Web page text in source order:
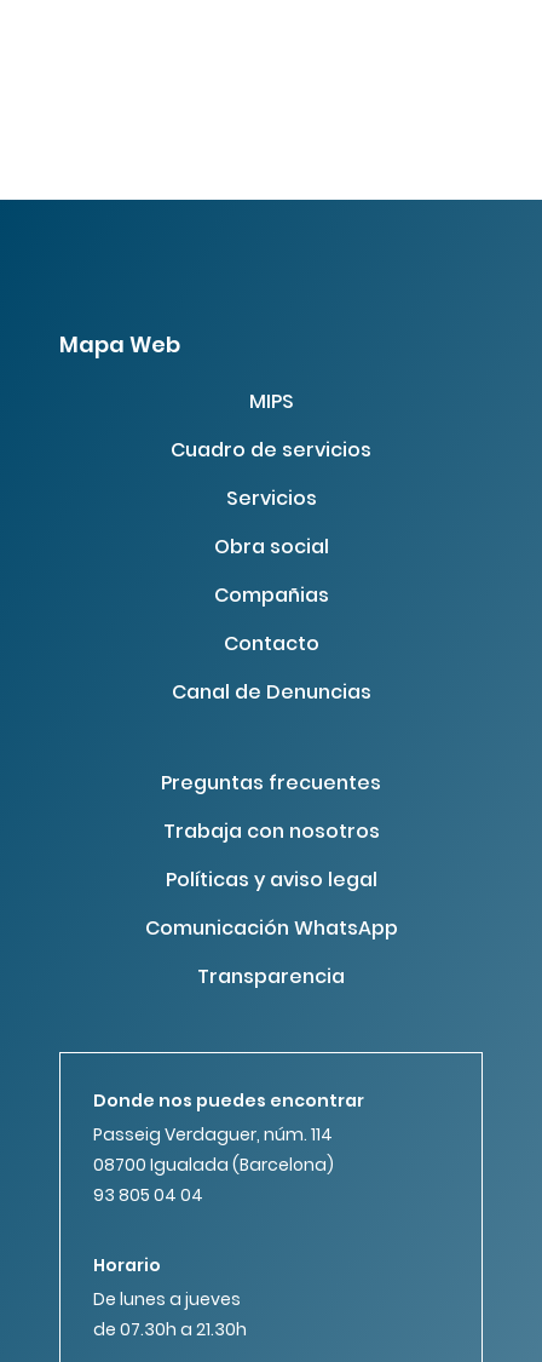
Mapa Web
MIPS
Cuadro de servicios
Servicios
Obra social
Compañias
Contacto
Canal de Denuncias
Preguntas frecuentes
Trabaja con nosotros
Políticas y aviso legal
Comunicación WhatsApp
Transparencia
Donde nos puedes encontrar
Passeig Verdaguer, núm. 114
08700 Igualada (Barcelona)
93 805 04 04
Horario
De lunes a jueves
de 07.30h a 21.30h